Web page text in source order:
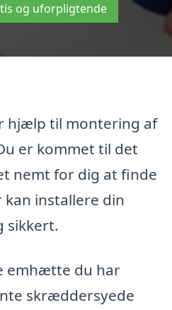
og uforpligtende
hjælp til montering af
er kommet til det
nemt for dig at finde
installere din
sikkert.
emhætte du har
skræddersyede